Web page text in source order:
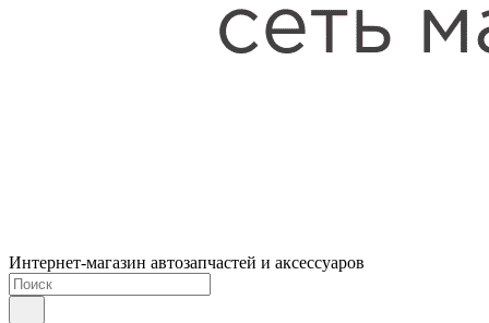
Интернет-магазин автозапчастей и аксессуаров